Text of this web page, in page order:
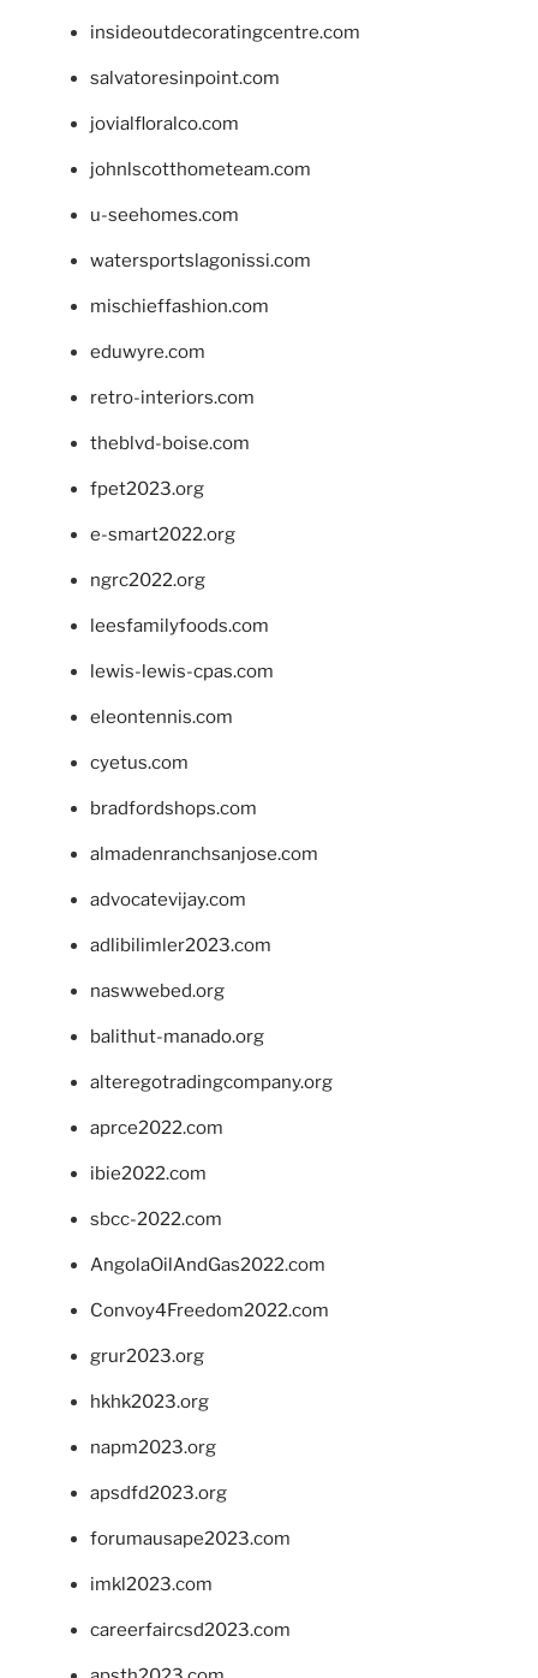
insideoutdecoratingcentre.com
salvatoresinpoint.com
jovialfloralco.com
johnlscotthometeam.com
u-seehomes.com
watersportslagonissi.com
mischieffashion.com
eduwyre.com
retro-interiors.com
theblvd-boise.com
fpet2023.org
e-smart2022.org
ngrc2022.org
leesfamilyfoods.com
lewis-lewis-cpas.com
eleontennis.com
cyetus.com
bradfordshops.com
almadenranchsanjose.com
advocatevijay.com
adlibilimler2023.com
naswwebed.org
balithut-manado.org
alteregotradingcompany.org
aprce2022.com
ibie2022.com
sbcc-2022.com
AngolaOilAndGas2022.com
Convoy4Freedom2022.com
grur2023.org
hkhk2023.org
napm2023.org
apsdfd2023.org
forumausape2023.com
imkl2023.com
careerfaircsd2023.com